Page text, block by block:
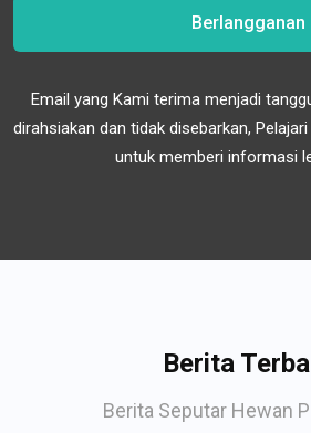
Berlangganan
Email yang Kami terima menjadi
dirahsiakan dan tidak disebarkan, Pelajari
untuk memberi informasi
Berita
Berita Seputar Hewan